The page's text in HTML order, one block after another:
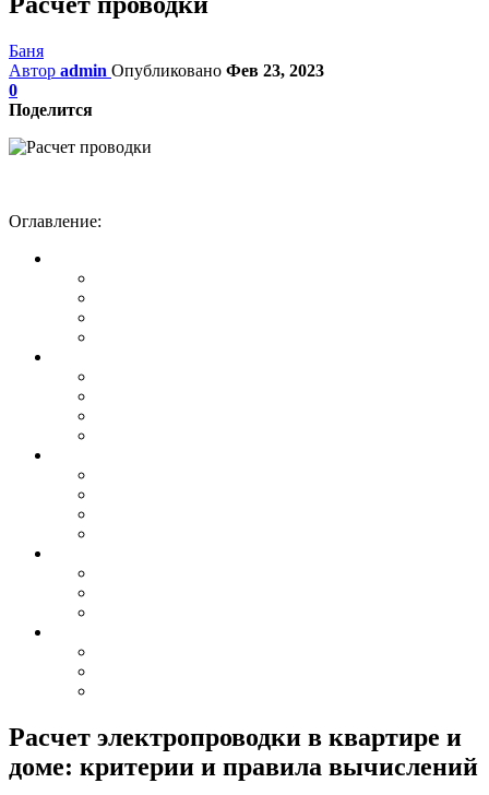
Баня
Автор admin Опубликовано Фев 23, 2023
0
Поделится
Оглавление:
Расчет электропроводки в квартире и
доме: критерии и правила вычислений